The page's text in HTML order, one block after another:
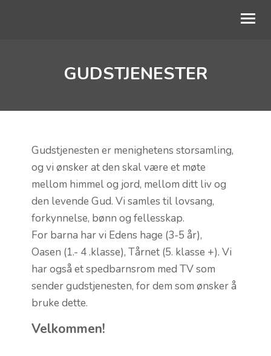
OM OSS
KALENDER
TALER
BLI GIVER
GUDSTJENESTER
Gudstjenesten er menighetens storsamling,
og vi ønsker at den skal være et møte
mellom himmel og jord, mellom ditt liv og
den levende Gud. Vi samles til lovsang,
forkynnelse, bønn og fellesskap.
For barna har vi Edens hage (3-5 år),
Oasen (1.- 4 .klasse), Tårnet (5. klasse +). Vi
har også et spedbarnsrom med TV som
sender gudstjenesten, for dem som ønsker å
bruke dette.
Velkommen!